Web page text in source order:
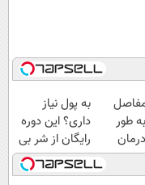
مفاصل
طور
به پول نیاز
داری؟ این دوره
رایگان از شر بی
پولی خلاصت
میکنه